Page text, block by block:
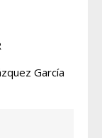
García